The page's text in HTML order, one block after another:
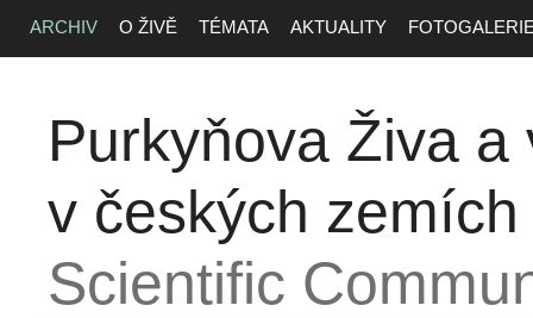
ARCHIV O ŽIVĚ TÉMATA AKTUALITY
Purkyňova Živa
v českých
Scientific